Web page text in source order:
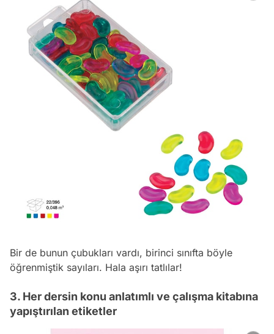
Bir de bunun çubukları vardı, birinci sınıfta böyle
öğrenmiştik sayıları. Hala aşırı tatlılar!
3. Her dersin konu anlatımlı ve çalışma kitabına
yapıştırılan etiketler